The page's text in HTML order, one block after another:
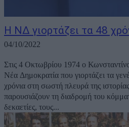
Η ΝΔ γιορτάζει τα 48
04/10/2022
Στις 4 Οκτωβρίου 1974 ο
Νέα Δημοκρατία που γιορτάζει τα
χρόνια στη σωστή πλευρά της
παρουσιάζουν τη διαδρομή του
δεκαετίες, τους...